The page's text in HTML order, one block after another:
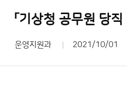
「기상청 공무원 당
운영지원과 2021/10/01